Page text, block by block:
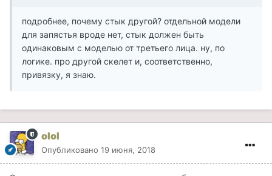
подробнее, почему стык другой? отдельной модели
для запястья вроде нет, стык должен быть
одинаковым с моделью от третьего лица. ну, по
логике. про другой скелет и, соответственно,
привязку, я знаю.
olol
Опубликовано 19 июня, 2018